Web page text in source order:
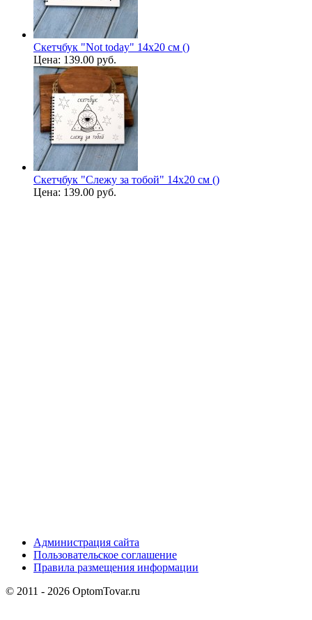
Скетчбук "Not today" 14х20 см ()
Цена: 139.00 руб.
Скетчбук "Слежу за тобой" 14х20 см ()
Цена: 139.00 руб.
Администрация сайта
Пользовательское соглашение
Правила размещения информации
© 2011 - 2026 OptomTovar.ru